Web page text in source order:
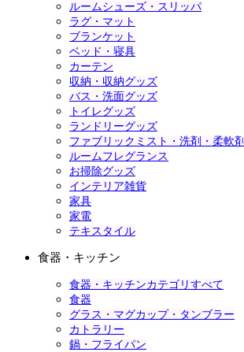
ルームシューズ・スリッパ
ラグ・マット
ブランケット
ベッド・寝具
カーテン
収納・収納グッズ
バス・洗面グッズ
トイレグッズ
ランドリーグッズ
ファブリックミスト・洗剤・柔軟剤
ルームフレグランス
お掃除グッズ
インテリア雑貨
家具
家電
テキスタイル
食器・キッチン
食器・キッチンカテゴリすべて
食器
グラス・マグカップ・タンブラー
カトラリー
鍋・フライパン